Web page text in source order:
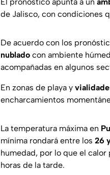
de Jalisco, con condiciones
De acuerdo con los
nublado con ambiente
acompañadas en algunos
En zonas de playa y
encharcamientos
La temperatura máxima en
mínima rondará entre los 26
humedad, por lo que el
horas de la tarde.